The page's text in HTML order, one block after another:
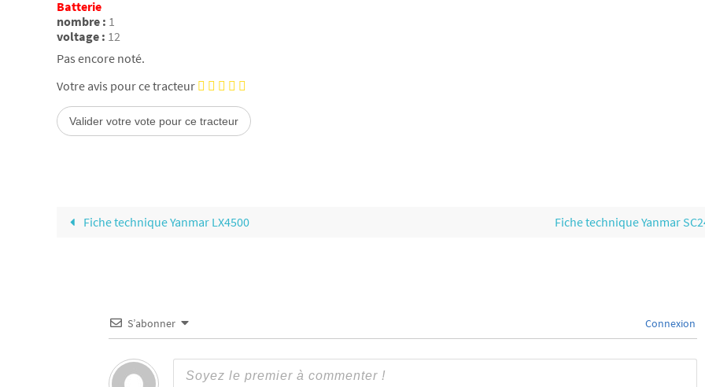
Batterie
nombre : 1
voltage : 12
Pas encore noté.
Votre avis pour ce tracteur
Fiche technique Yanmar LX4500 Fiche technique Yanmar
S’abonner Connexion